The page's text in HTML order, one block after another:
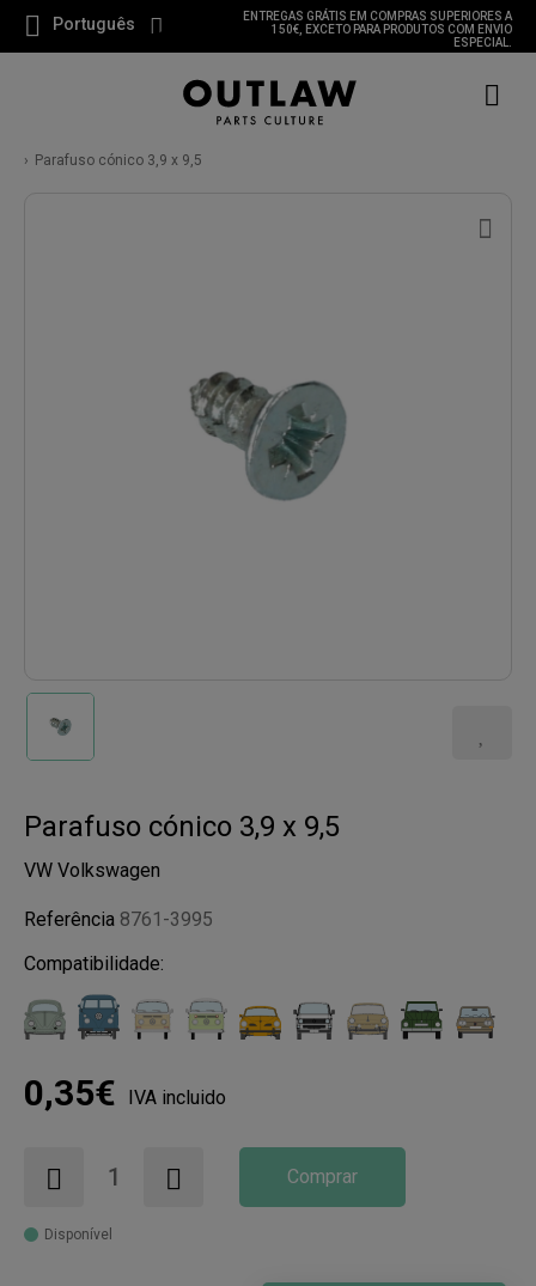
Português
ENTREGAS GRÁTIS EM COMPRAS SUPERIORES A
150€, EXCETO PARA PRODUTOS COM ENVIO
ESPECIAL.
Parafuso cónico 3,9 x 9,5
Parafuso cónico 3,9 x 9,5
VW Volkswagen
Referência 8761-3995
Compatibilidade:
0,35€ IVA incluido
Comprar
Disponível